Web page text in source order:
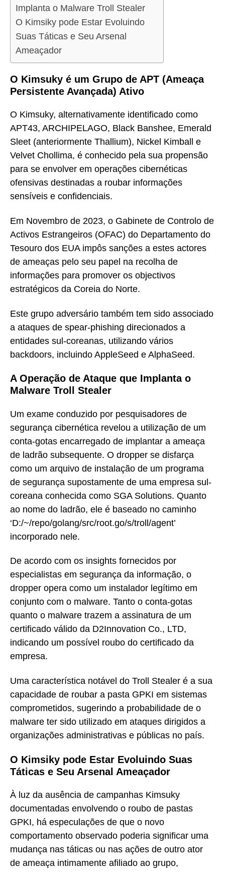
Implanta o Malware Troll Stealer
O Kimsiky pode Estar Evoluindo
Suas Táticas e Seu Arsenal
Ameaçador
O Kimsuky é um Grupo de APT (Ameaça
Persistente Avançada) Ativo
O Kimsuky, alternativamente identificado como
APT43, ARCHIPELAGO, Black Banshee, Emerald
Sleet (anteriormente Thallium), Nickel Kimball e
Velvet Chollima, é conhecido pela sua propensão
para se envolver em operações cibernéticas
ofensivas destinadas a roubar informações
sensíveis e confidenciais.
Em Novembro de 2023, o Gabinete de Controlo de
Activos Estrangeiros (OFAC) do Departamento do
Tesouro dos EUA impôs sanções a estes actores
de ameaças pelo seu papel na recolha de
informações para promover os objectivos
estratégicos da Coreia do Norte.
Este grupo adversário também tem sido associado
a ataques de spear-phishing direcionados a
entidades sul-coreanas, utilizando vários
backdoors, incluindo AppleSeed e AlphaSeed.
A Operação de Ataque que Implanta o
Malware Troll Stealer
Um exame conduzido por pesquisadores de
segurança cibernética revelou a utilização de um
conta-gotas encarregado de implantar a ameaça
de ladrão subsequente. O dropper se disfarça
como um arquivo de instalação de um programa
de segurança supostamente de uma empresa sul-
coreana conhecida como SGA Solutions. Quanto
ao nome do ladrão, ele é baseado no caminho
‘D:/~/repo/golang/src/root.go/s/troll/agent’
incorporado nele.
De acordo com os insights fornecidos por
especialistas em segurança da informação, o
dropper opera como um instalador legítimo em
conjunto com o malware. Tanto o conta-gotas
quanto o malware trazem a assinatura de um
certificado válido da D2Innovation Co., LTD,
indicando um possível roubo do certificado da
empresa.
Uma característica notável do Troll Stealer é a sua
capacidade de roubar a pasta GPKI em sistemas
comprometidos, sugerindo a probabilidade de o
malware ter sido utilizado em ataques dirigidos a
organizações administrativas e públicas no país.
O Kimsiky pode Estar Evoluindo Suas
Táticas e Seu Arsenal Ameaçador
À luz da ausência de campanhas Kimsuky
documentadas envolvendo o roubo de pastas
GPKI, há especulações de que o novo
comportamento observado poderia significar uma
mudança nas táticas ou nas ações de outro ator
de ameaça intimamente afiliado ao grupo,